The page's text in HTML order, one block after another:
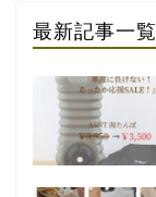
最新記事一覧